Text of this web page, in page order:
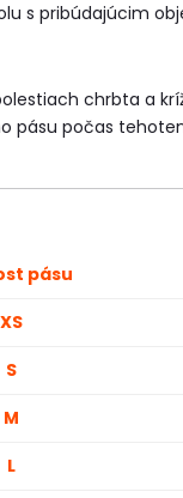
s pribúdajúcim
chrbta a
pásu počas
pásu
XS
S
M
L